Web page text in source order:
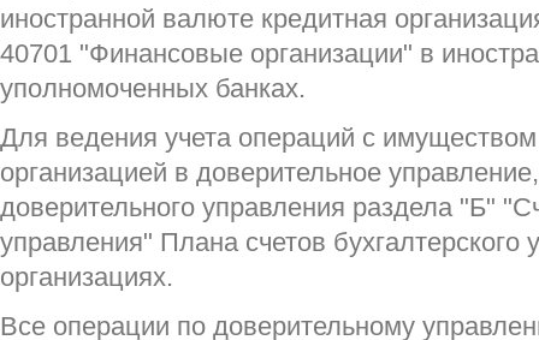
иностранной валюте кредитная
40701 "Финансовые организации" в
уполномоченных банках.
Для ведения учета операций с
организацией в доверительное
доверительного управления раздела "Б"
управления" Плана счетов бухгалтерского
организациях.
Все операции по доверительному